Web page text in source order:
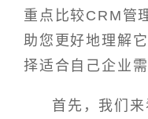
重点比较CRM管
助您更好地理解
择适合自己企业需
首先，我们